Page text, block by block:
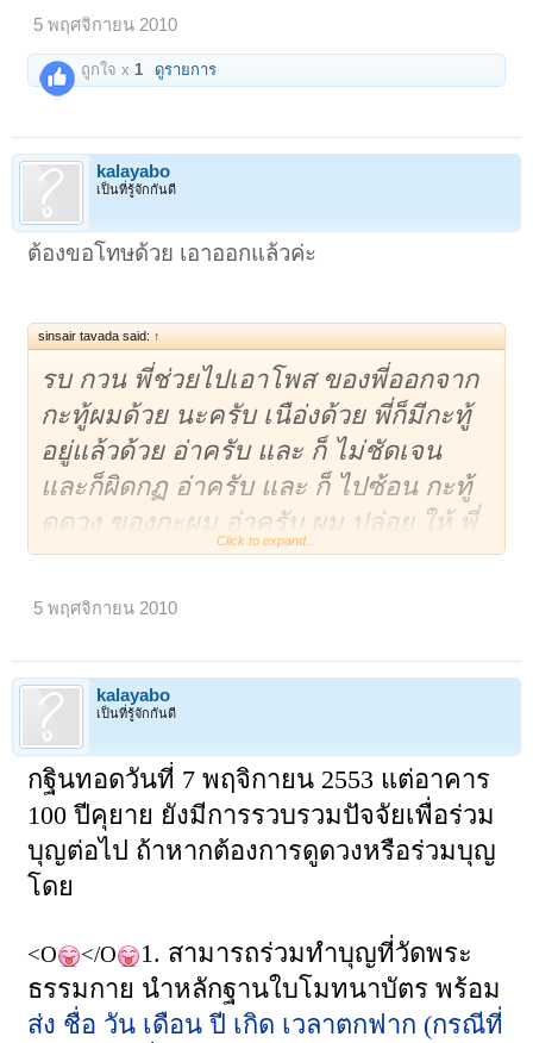
5 พฤศจิกายน 2010
ถูกใจ x 1 ดูรายการ
kalayabo
เป็นที่รู้จักกันดี
ต้องขอโทษด้วย เอาออกแล้วค่ะ
sinsair tavada said: ↑
รบ กวน พี่ช่วยไปเอาโพส ของพี่ออกจาก
กะทู้ผมด้วย นะครับ เนือ่งด้วย พี่ก็มีกะทู้
อยู่แล้วด้วย อ่าครับ และ ก็ ไม่ชัดเจน
และก็ผิดกฏ อ่าครับ และ ก็ ไปซ้อน กะทู้
ดูดวง ของกะผม อ่าครับ ผม ปล่อย ให้ พี่
โพสมาสามอันแล้วครับตอนนี้มีเพื่อน
สมาชิกคัดค้าน กรุณา ไปเอาออกด้วยนะ
Click to expand...
5 พฤศจิกายน 2010
kalayabo
เป็นที่รู้จักกันดี
กฐินทอดวันที่ 7 พฤจิกายน 2553 แต่อาคาร
100 ปีคุยาย ยังมีการรวบรวมปัจจัยเพื่อร่วม
บุญต่อไป ถ้าหากต้องการดูดวงหรือร่วมบุญ
โดย
<O </O
1. สามารถร่วมทำบุญที่วัดพระ
ธรรมกาย นำหลักฐานใบโมทนาบัตร พร้อม
ส่ง ชื่อ วัน เดือน ปี เกิด เวลาตกฟาก (กรณีที่